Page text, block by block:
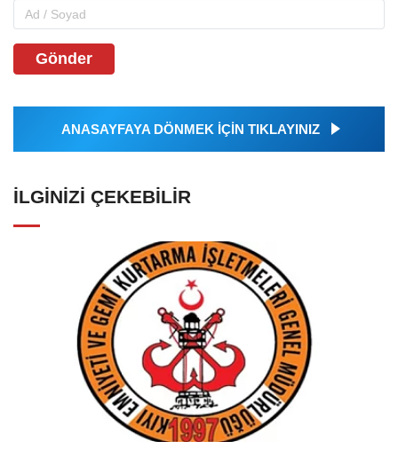
Gönder
ANASAYFAYA DÖNMEK İÇİN TIKLAYINIZ
İLGINIZI ÇEKEBILIR